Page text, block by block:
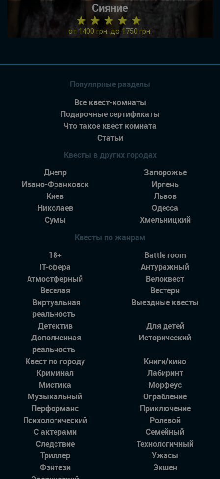
Сияние
★ ★ ★ ★ ★
от 1400 грн. до 1750 грн.
Популярные разделы
Все квест-комнаты
Подарочные сертификаты
Что такое квест комната
Статьи
Квесты в других городах
Днепр
Запорожье
Ивано-Франковск
Ирпень
Киев
Львов
Николаев
Одесса
Сумы
Хмельницкий
Квесты по жанрам
18+
Battle room
IT-сфера
Антуражный
Атмостферный
Велоквест
Веселая
Вестерн
Виртуальная
реальность
Выездные квесты
Детектив
Для детей
Дополненная
реальность
Исторический
Квест по городу
Книги/кино
Криминал
Лабиринт
Мистика
Морфеус
Музыкальный
Ограбление
Перформанс
Приключение
Психологический
Ролевой
С актерами
Семейный
Следствие
Технологичный
Триллер
Ужасы
Фэнтези
Экшен